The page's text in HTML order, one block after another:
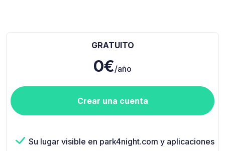
GRATUITO
0€/año
Crear una cuenta
Su lugar visible en park4night.com y aplicaciones